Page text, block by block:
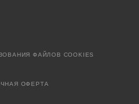
ФАЙЛОВ COOKIES
ОФЕРТА